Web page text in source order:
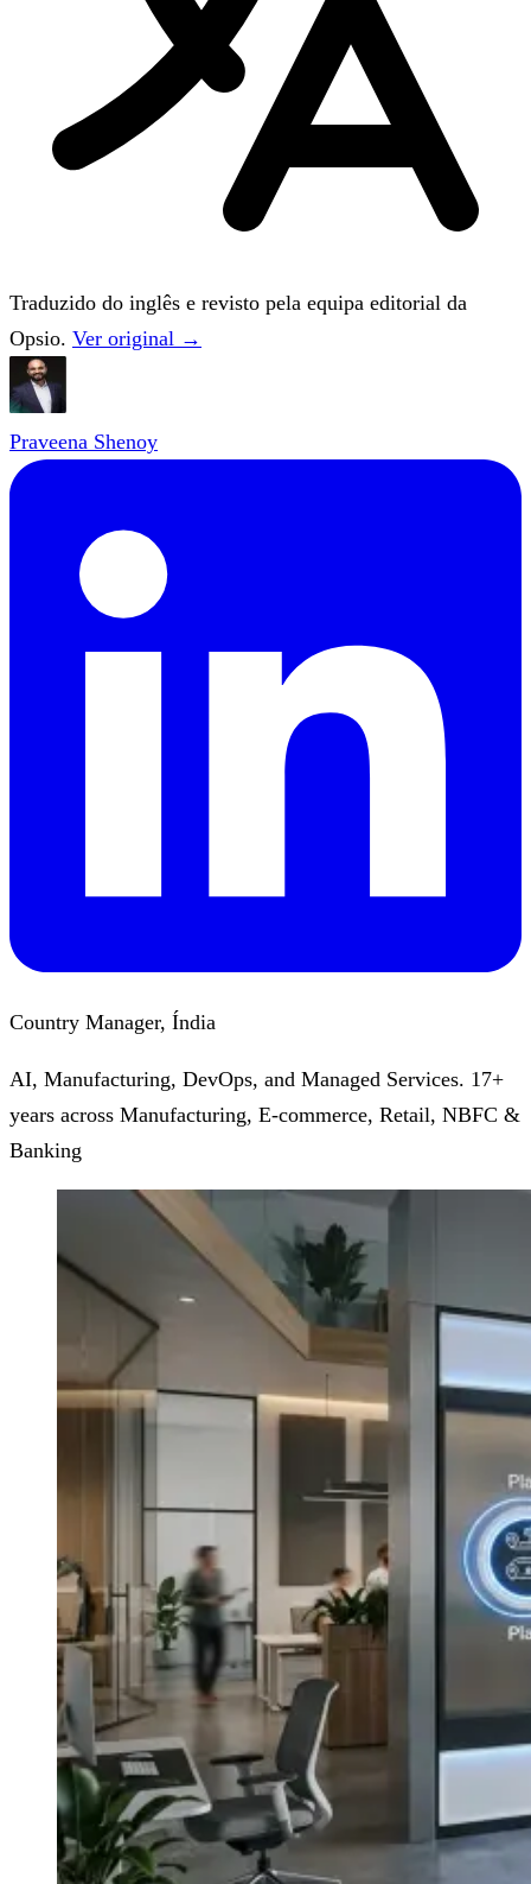
Traduzido do inglês e revisto pela equipa editorial da
Opsio. Ver original →
Praveena Shenoy
Country Manager, Índia
AI, Manufacturing, DevOps, and Managed Services. 17+
years across Manufacturing, E-commerce, Retail, NBFC &
Banking